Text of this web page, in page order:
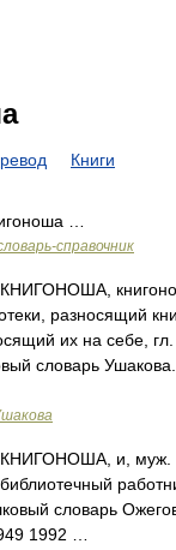
Книги
…
справочник
разносящий
их на себе,
словарь
и, муж.
библиотечный
словарь
1992 …